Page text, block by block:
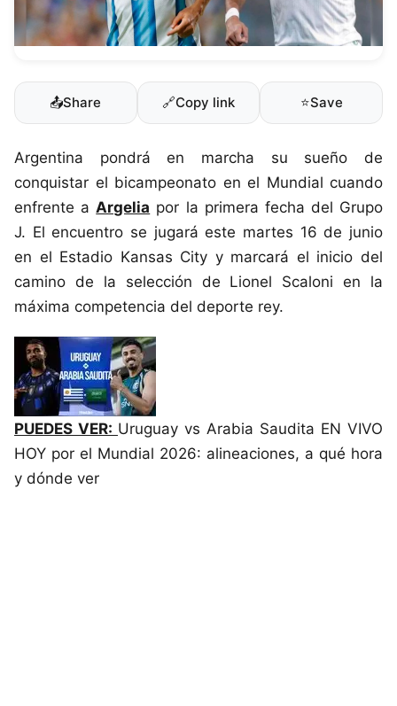
📤Share 🔗Copy link ⭐Save
Argentina pondrá en marcha su sueño de
conquistar el bicampeonato en el Mundial cuando
enfrente a Argelia por la primera fecha del Grupo
J. El encuentro se jugará este martes 16 de junio
en el Estadio Kansas City y marcará el inicio del
camino de la selección de Lionel Scaloni en la
máxima competencia del deporte rey.
PUEDES VER: Uruguay vs Arabia Saudita EN VIVO
HOY por el Mundial 2026: alineaciones, a qué hora
y dónde ver